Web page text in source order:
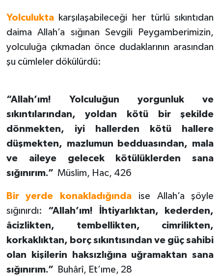
Yolculukta
karşılaşabileceği her türlü sıkıntıdan
daima Allah’a sığınan Sevgili Peygamberimizin,
yolculuğa çıkmadan önce dudaklarının arasından
şu cümleler dökülürdü:
“Allah’ım! Yolculuğun yorgunluk ve
sıkıntılarından, yoldan kötü bir şekilde
dönmekten, iyi hallerden kötü hallere
düşmekten, mazlumun bedduasından, mala
ve aileye gelecek kötülüklerden sana
sığınırım.” Müslim, Hac, 426
Bir yerde konakladığında ise Allah’a şöyle
sığınırdı: “Allah’ım! İhtiyarlıktan, kederden,
âcizlikten, tembellikten, cimrilikten,
korkaklıktan, borç sıkıntısından ve güç sahibi
olan kişilerin haksızlığına uğramaktan sana
sığınırım.”
Buhârî, Et’ıme, 28